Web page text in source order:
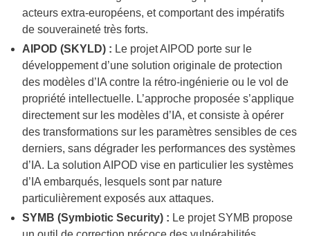
acteurs extra-européens, et comportant des impératifs
de souveraineté très forts.
AIPOD (SKYLD) : Le projet AIPOD porte sur le
développement d’une solution originale de protection
des modèles d’IA contre la rétro-ingénierie ou le vol de
propriété intellectuelle. L’approche proposée s’applique
directement sur les modèles d’IA, et consiste à opérer
des transformations sur les paramètres sensibles de ces
derniers, sans dégrader les performances des systèmes
d’IA. La solution AIPOD vise en particulier les systèmes
d’IA embarqués, lesquels sont par nature
particulièrement exposés aux attaques.
SYMB (Symbiotic Security) : Le projet SYMB propose